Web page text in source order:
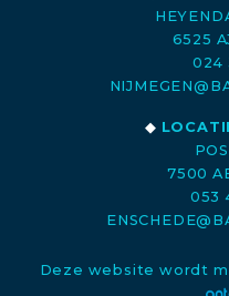
6525
024
◆
7500
053
Deze website wordt